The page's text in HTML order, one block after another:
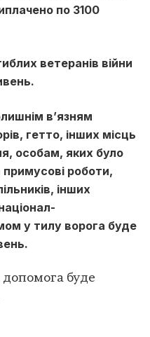
по 3100
ветеранів війни
в’язням
гетто, інших місць
особам, яких було
роботи,
інших
у тилу ворога буде
допомога буде